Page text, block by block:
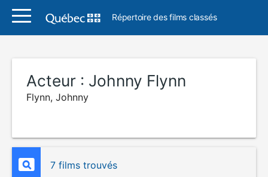
Répertoire des films classés
Acteur : Johnny Flynn
Flynn, Johnny
7 films trouvés